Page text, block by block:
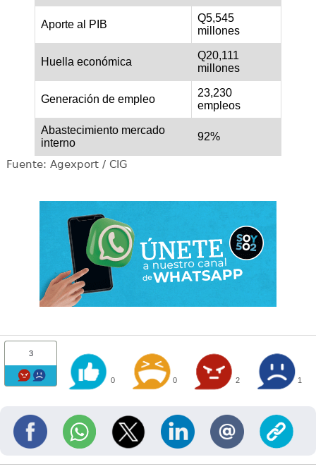
Aporte al PIB
Q5,545
millones
Huella económica
Q20,111
millones
Generación de empleo
23,230
empleos
Abastecimiento mercado
interno
92%
Fuente: Agexport / CIG
3
0 0 2 1